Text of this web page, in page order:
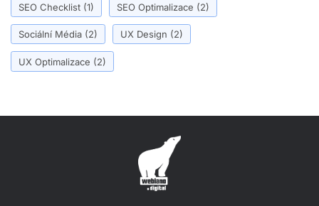
SEO Checklist (1) SEO Optimalizace (2)
Sociální Média (2) UX Design (2)
UX Optimalizace (2)